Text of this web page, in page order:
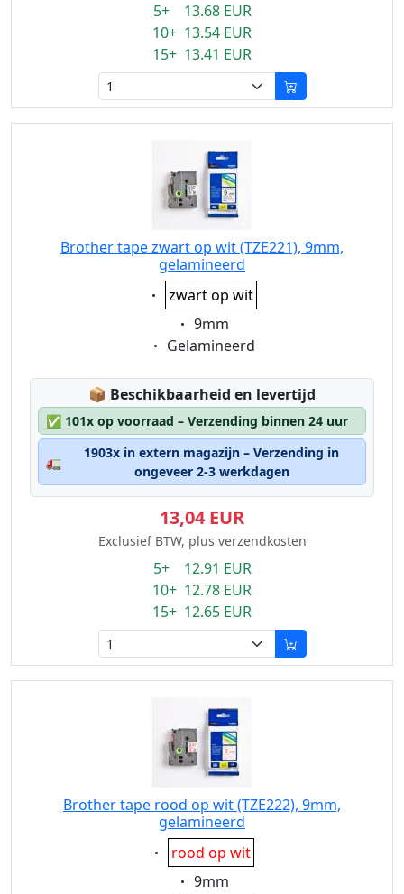
5+ 13.68 EUR
10+ 13.54 EUR
15+ 13.41 EUR
Brother tape zwart op wit (TZE221), 9mm,
gelamineerd
Eigenschaft:
zwart op wit
Eigenschaft:
9mm
Eigenschaft:
Gelamineerd
📦 Lagerstatus:
Beschikbaarheid en levertijd
✅ 101x op voorraad – Verzending binnen 24 uur
🚛
1903x in extern magazijn – Verzending in
ongeveer 2-3 werkdagen
13,04 EUR
Exclusief BTW, plus verzendkosten
5+ 12.91 EUR
10+ 12.78 EUR
15+ 12.65 EUR
Brother tape rood op wit (TZE222), 9mm,
gelamineerd
Eigenschaft:
rood op wit
Eigenschaft:
9mm